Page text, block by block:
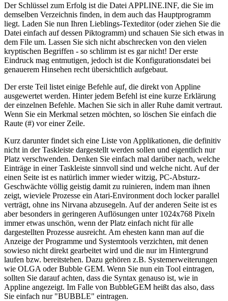
Der Schlüssel zum Erfolg ist die Datei APPLINE.INF, die Sie im
demselben Verzeichnis finden, in dem auch das Hauptprogramm
liegt. Laden Sie nun Ihren Lieblings-Texteditor (oder ziehen Sie die
Datei einfach auf dessen Piktogramm) und schauen Sie sich etwas in
dem File um. Lassen Sie sich nicht abschrecken von den vielen
kryptischen Begriffen - so schlimm ist es gar nicht! Der erste
Eindruck mag entmutigen, jedoch ist die Konfigurationsdatei bei
genauerem Hinsehen recht übersichtlich aufgebaut.
Der erste Teil listet einige Befehle auf, die direkt von Appline
ausgewertet werden. Hinter jedem Befehl ist eine kurze Erklärung
der einzelnen Befehle. Machen Sie sich in aller Ruhe damit vertraut.
Wenn Sie ein Merkmal setzen möchten, so löschen Sie einfach die
Raute (#) vor einer Zeile.
Kurz darunter findet sich eine Liste von Applikationen, die definitiv
nicht in der Taskleiste dargestellt werden sollen und eigentlich nur
Platz verschwenden. Denken Sie einfach mal darüber nach, welche
Einträge in einer Taskleiste sinnvoll sind und welche nicht. Auf der
einen Seite ist es natürlich immer wieder witzig, PC-Absturz-
Geschwächte völlig geistig damit zu ruinieren, indem man ihnen
zeigt, wieviele Prozesse ein Atari-Environment doch locker parallel
verträgt, ohne ins Nirvana abzusegeln. Auf der anderen Seite ist es
aber besonders in geringeren Auflösungen unter 1024x768 Pixeln
immer etwas unschön, wenn der Platz einfach nicht für alle
dargestellten Prozesse ausreicht. Am ehesten kann man auf die
Anzeige der Programme und Systemtools verzichten, mit denen
sowieso nicht direkt gearbeitet wird und die nur im Hintergrund
laufen bzw. bereitstehen. Dazu gehören z.B. Systemerweiterungen
wie OLGA oder Bubble GEM. Wenn Sie nun ein Tool eintragen,
sollten Sie darauf achten, dass die Syntax genauso ist, wie in
Appline angezeigt. Im Falle von BubbleGEM heißt das also, dass
Sie einfach nur "BUBBLE" eintragen.